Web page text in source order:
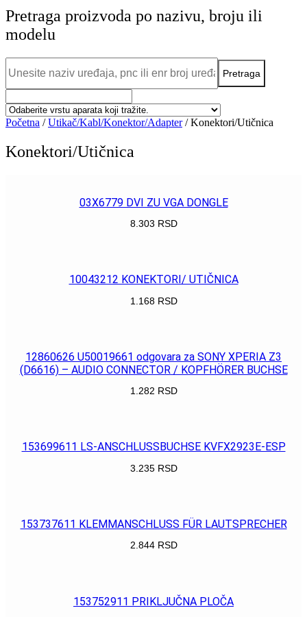
Pretraga proizvoda po nazivu, broju ili
modelu
Početna /Utikač/Kabl/Konektor/Adapter/ Konektori/Utičnica
Konektori/Utičnica
03X6779 DVI ZU VGA DONGLE
8.303 RSD
10043212 KONEKTORI/ UTIČNICA
1.168 RSD
12860626 U50019661 odgovara za SONY XPERIA Z3
(D6616) – AUDIO CONNECTOR / KOPFHÖRER BUCHSE
1.282 RSD
153699611 LS-ANSCHLUSSBUCHSE KVFX2923E-ESP
3.235 RSD
153737611 KLEMMANSCHLUSS FÜR LAUTSPRECHER
2.844 RSD
153752911 PRIKLJUČNA PLOČA